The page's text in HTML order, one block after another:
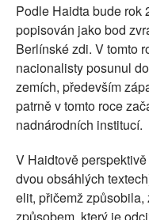
Podle Haidta bude rok
popisován jako bod
Berlínské zdi. V tomto
nacionalisty posunul
zemích, především
patrně v tomto roce
nadnárodních institucí.
V Haidtově
dvou obsáhlých
elit, přičemž